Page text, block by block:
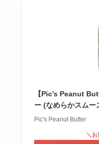
【Pic’s Peanut
ー (なめらかスム
Pic's Peanut Butter
＼お